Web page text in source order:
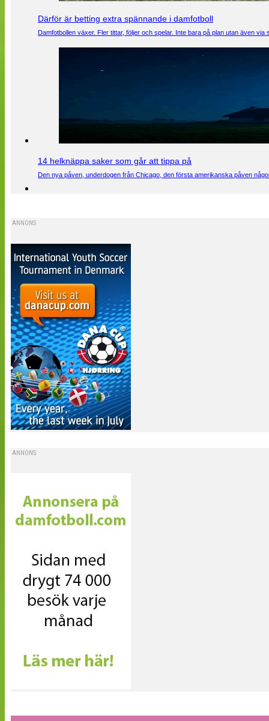
Därför är betting extra spännande i damfotboll
Damfotbollen växer. Fler tittar, följer och spelar. Inte bara på plan utan även
14 helknäppa saker som går att tippa på
Den nya påven, underdogen från Chicago, den första amerikanska påven
ANNONS
ANNONS